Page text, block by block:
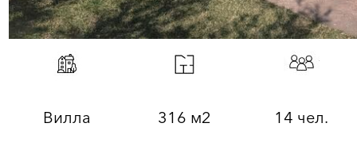
Вилла 316 м2 14 чел.